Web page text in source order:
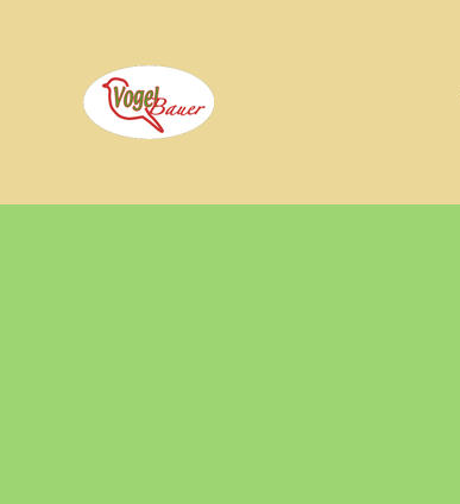
Hauptinhalt
springen